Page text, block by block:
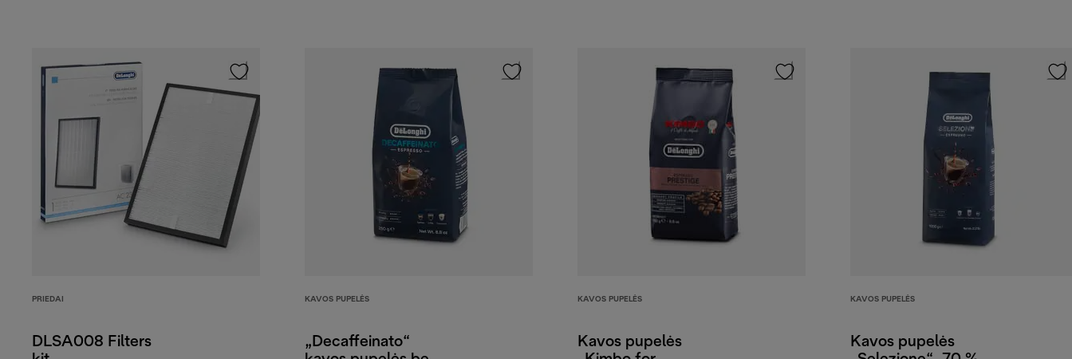
PRIEDAI
DLSA008 Filters
KAVOS PUPELĖS
„Decaffeinato“
KAVOS PUPELĖS
Kavos pupelės
KAVOS PUPELĖS
Kavos pupelės